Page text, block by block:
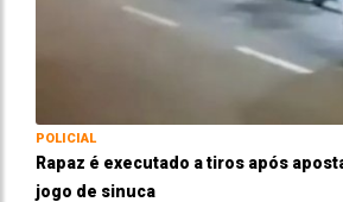
POLICIAL
Rapaz é executado a tiros após
jogo de sinuca